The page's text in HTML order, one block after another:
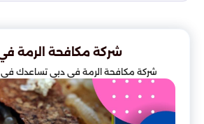
شركة مكافحة الرمة
شركة مكافحة الرمة في دبي تساعدك في